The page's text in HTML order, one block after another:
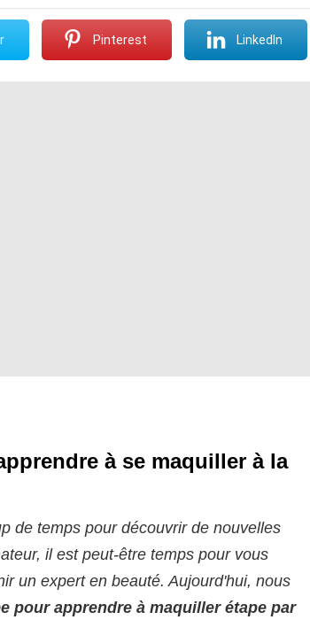
Pinterest LinkedIn
à se maquiller à la
de temps pour découvrir de nouvelles
il est peut-être temps pour vous
un expert en beauté. Aujourd'hui, nous
pour apprendre à maquiller étape par